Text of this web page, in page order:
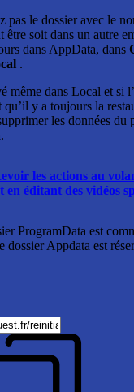
pas le dossier avec le
être soit dans un autre
dans AppData, dans
.
même dans Local et si
qu’il y a toujours la
les données du
.
les actions au
en éditant des vidéos
ProgramData est
dossier Appdata est